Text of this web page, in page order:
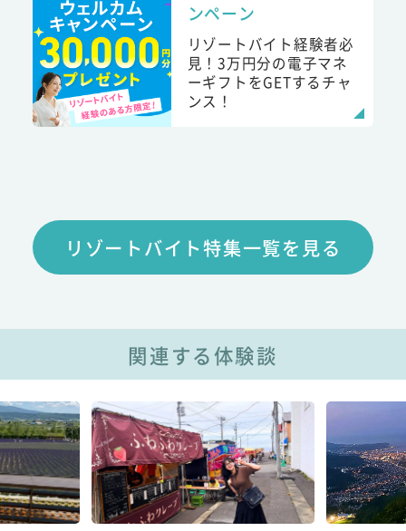
ンペーン
リゾートバイト経験者必
見！3万円分の電子マネ
ーギフトをGETするチャ
ンス！
リゾートバイト特集一覧を見る
関連する体験談